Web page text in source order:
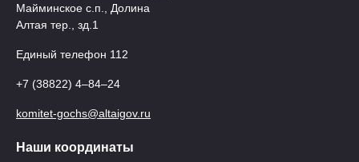
Майминское с.п., Долина
Алтая тер., зд.1
Единый телефон 112
+7 (38822) 4‒84‒24
komitet-gochs@altaigov.ru
Наши координаты